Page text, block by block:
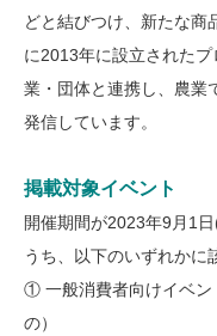
どと結びつけ、新たな商
に2013年に設立された
業・団体と連携し、農業
発信しています。
掲載対象イベント
開催期間が2023年9月1
うち、以下のいずれかに
① 一般消費者向けイベン
の）